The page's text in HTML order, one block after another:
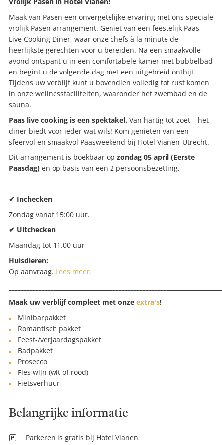
Maak van Pasen een onvergetelijke ervaring met ons speciale
vrolijk Pasen arrangement. Geniet van een feestelijk Paas
Live Cooking Diner, waar onze chefs à la minute de
heerlijkste gerechten voor u bereiden. Na een smaakvolle
avond ontspant u in een comfortabele kamer met bubbelbad
en begint u de volgende dag met een uitgebreid ontbijt.
Tijdens uw verblijf kunt u bovendien volledig tot rust komen
in onze wellnessfaciliteiten, waaronder het zwembad en de
sauna.
Paas live cooking is een spektakel. Van hartig tot zoet – het
diner biedt voor ieder wat wils! Kom genieten van een
sfeervol en smaakvol Paasweekend bij Hotel Vianen-Utrecht.
Dit arrangement is boekbaar op zondag 05 april (Eerste
Paasdag) en op basis van een 2 persoonsbezetting.
✔ Inchecken
Zondag vanaf 15:00 uur.
✔ Uitchecken
Maandag tot 11.00 uur
Huisdieren:
Op aanvraag. Lees meer.
Maak uw verblijf compleet met onze extra's!
Minibarpakket
Romantisch pakket
Feest-/verjaardagspakket
Badpakket
Prosecco
Fles wijn (wit of rood)
Fietsverhuur
Belangrijke informatie
Parkeren is gratis bij Hotel Vianen